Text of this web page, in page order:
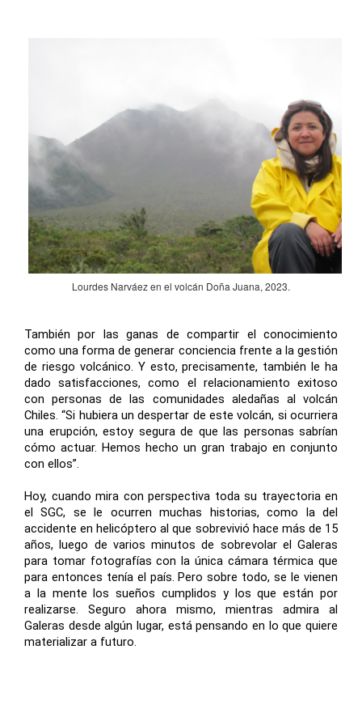
Lourdes Narváez en el volcán Doña Juana, 2023.
También por las ganas de compartir el conocimiento
como una forma de generar conciencia frente a la gestión
de riesgo volcánico. Y esto, precisamente, también le ha
dado satisfacciones, como el relacionamiento exitoso
con personas de las comunidades aledañas al volcán
Chiles. “Si hubiera un despertar de este volcán, si ocurriera
una erupción, estoy segura de que las personas sabrían
cómo actuar. Hemos hecho un gran trabajo en conjunto
con ellos”.
Hoy, cuando mira con perspectiva toda su trayectoria en
el SGC, se le ocurren muchas historias, como la del
accidente en helicóptero al que sobrevivió hace más de 15
años, luego de varios minutos de sobrevolar el Galeras
para tomar fotografías con la única cámara térmica que
para entonces tenía el país. Pero sobre todo, se le vienen
a la mente los sueños cumplidos y los que están por
realizarse. Seguro ahora mismo, mientras admira al
Galeras desde algún lugar, está pensando en lo que quiere
materializar a futuro.